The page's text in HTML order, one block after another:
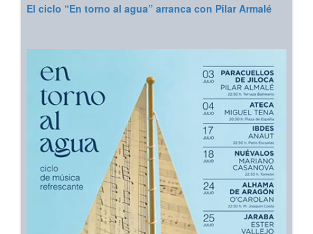
El ciclo “En torno al agua” arranca con Pilar Armalé